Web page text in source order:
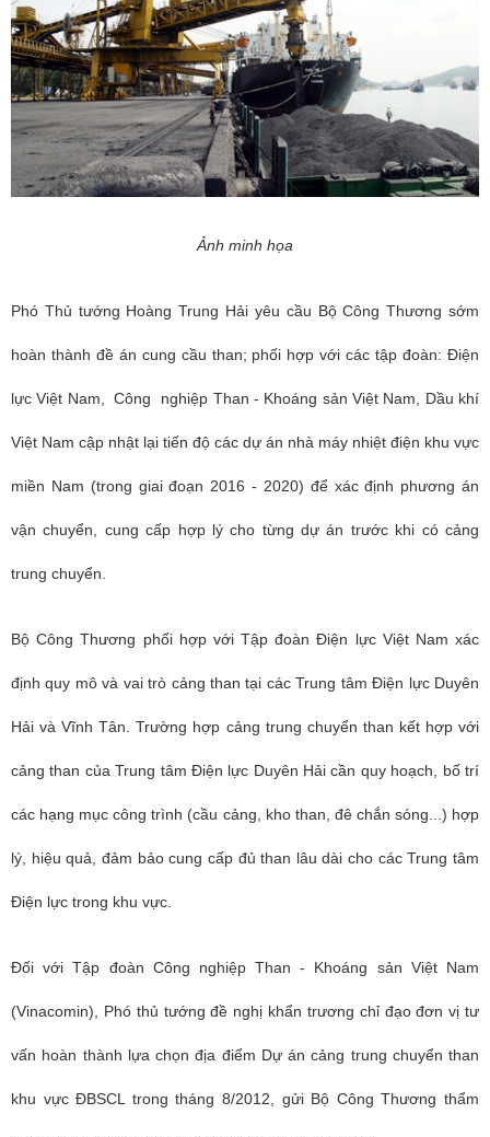
Ảnh minh họa
Phó Thủ tướng Hoàng Trung Hải yêu cầu Bộ Công Thương sớm
hoàn thành đề án cung cầu than; phối hợp với các tập đoàn: Điện
lực Việt Nam, Công nghiệp Than - Khoáng sản Việt Nam, Dầu khí
Việt Nam cập nhật lại tiến độ các dự án nhà máy nhiệt điện khu vực
miền Nam (trong giai đoạn 2016 - 2020) để xác định phương án
vận chuyển, cung cấp hợp lý cho từng dự án trước khi có cảng
trung chuyển.
Bộ Công Thương phối hợp với Tập đoàn Điện lực Việt Nam xác
định quy mô và vai trò cảng than tại các Trung tâm Điện lực Duyên
Hải và Vĩnh Tân. Trường hợp cảng trung chuyển than kết hợp với
cảng than của Trung tâm Điện lực Duyên Hải cần quy hoạch, bố trí
các hạng mục công trình (cầu cảng, kho than, đê chắn sóng...) hợp
lý, hiệu quả, đảm bảo cung cấp đủ than lâu dài cho các Trung tâm
Điện lực trong khu vực.
Đối với Tập đoàn Công nghiệp Than - Khoáng sản Việt Nam
(Vinacomin), Phó thủ tướng đề nghị khẩn trương chỉ đạo đơn vị tư
vấn hoàn thành lựa chọn địa điểm Dự án cảng trung chuyển than
khu vực ĐBSCL trong tháng 8/2012, gửi Bộ Công Thương thẩm